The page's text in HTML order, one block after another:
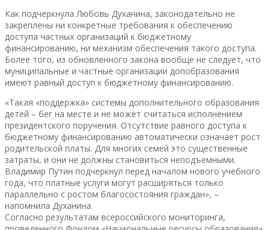
Как подчеркнула Любовь Духанина, законодательно не
закреплены ни конкретные требования к обеспечению
доступа частных организаций к бюджетному
финансированию, ни механизм обеспечения такого доступа.
Более того, из обновленного закона вообще не следует, что
муниципальные и частные организации допобразования
имеют равный доступ к бюджетному финансированию.
«Такая «поддержка» системы дополнительного образования
детей – бег на месте и не может считаться исполнением
президентского поручения. Отсутствие равного доступа к
бюджетному финансированию автоматически означает рост
родительской платы. Для многих семей это существенные
затраты, и они не должны становиться неподъемными.
Владимир Путин подчеркнул перед началом нового учебного
года, что платные услуги могут расширяться только
параллельно с ростом благосостояния граждан», –
напомнила Духанина.
Согласно результатам всероссийского мониторинга,